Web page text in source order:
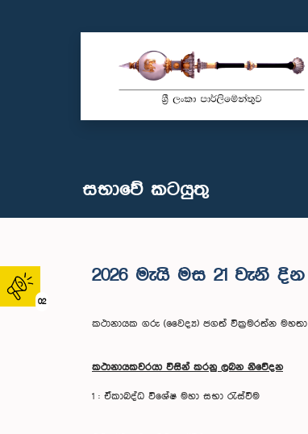
02
සභාවේ කටයුතු
2026 මැයි මස 21 වැනි
කථානායක ගරු (වෛද්‍ය) ජගත් වික්‍රමරත්න
කථානායකවරයා විසින් කරනු ලබන නිවේදන
1 : ඒකාබද්ධ විශේෂ මහා සභා රැස්වීම